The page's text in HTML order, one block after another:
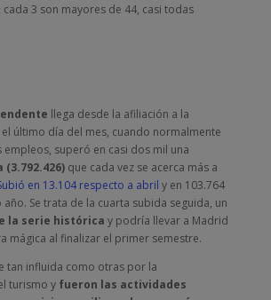
3 son mayores de 44, casi todas
llega desde la afiliación a la
el último día del mes, cuando normalmente
empleos, superó en casi dos mil una
que cada vez se acerca más a
en 13.104 respecto a abril y en 103.764
año. Se trata de la cuarta subida seguida, un
la serie histórica y podría llevar a Madrid
mágica al finalizar el primer semestre.
tan influida como otras por la
turismo y fueron las actividades